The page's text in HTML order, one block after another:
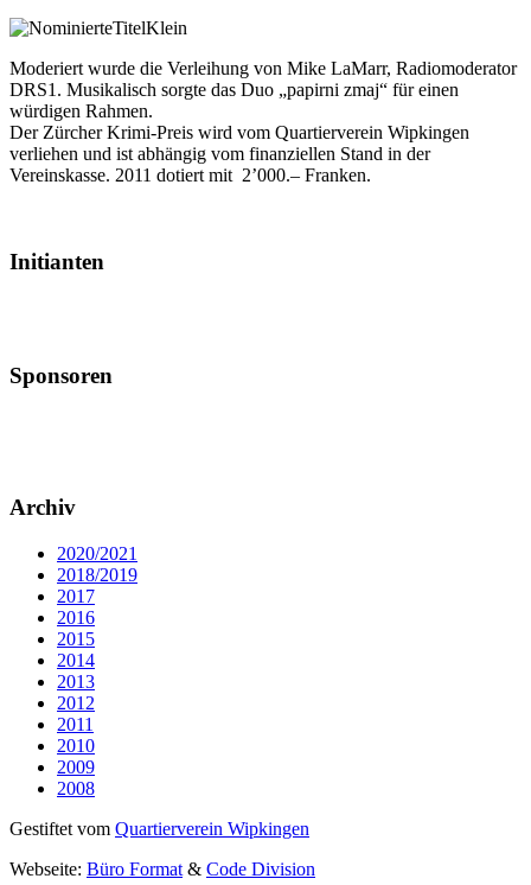
Moderiert wurde die Verleihung von Mike LaMarr, Radiomoderator
DRS1. Musikalisch sorgte das Duo „papirni zmaj“ für einen
würdigen Rahmen.
Der Zürcher Krimi-Preis wird vom Quartierverein Wipkingen
verliehen und ist abhängig vom finanziellen Stand in der
Vereinskasse. 2011 dotiert mit 2’000.– Franken.
Initianten
Sponsoren
Archiv
2020/2021
2018/2019
2017
2016
2015
2014
2013
2012
2011
2010
2009
2008
Gestiftet vom Quartierverein Wipkingen
Webseite: Büro Format & Code Division